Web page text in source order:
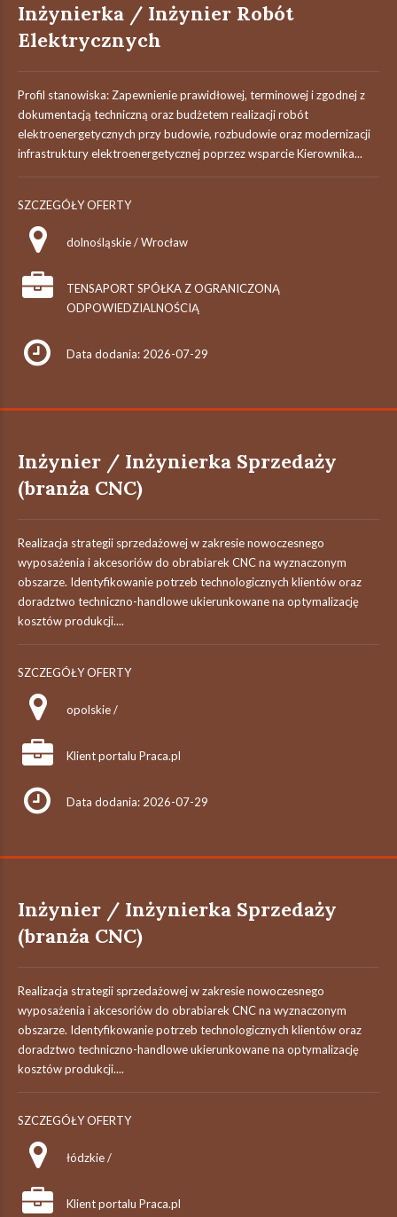
Inżynierka / Inżynier Robót
Elektrycznych
Profil stanowiska: Zapewnienie prawidłowej, terminowej i zgodnej z
dokumentacją techniczną oraz budżetem realizacji robót
elektroenergetycznych przy budowie, rozbudowie oraz modernizacji
infrastruktury elektroenergetycznej poprzez wsparcie Kierownika...
SZCZEGÓŁY OFERTY
dolnośląskie / Wrocław
TENSAPORT SPÓŁKA Z OGRANICZONĄ
ODPOWIEDZIALNOŚCIĄ
Data dodania: 2026-07-29
Inżynier / Inżynierka Sprzedaży
(branża CNC)
Realizacja strategii sprzedażowej w zakresie nowoczesnego
wyposażenia i akcesoriów do obrabiarek CNC na wyznaczonym
obszarze. Identyfikowanie potrzeb technologicznych klientów oraz
doradztwo techniczno-handlowe ukierunkowane na optymalizację
kosztów produkcji....
SZCZEGÓŁY OFERTY
opolskie /
Klient portalu Praca.pl
Data dodania: 2026-07-29
Inżynier / Inżynierka Sprzedaży
(branża CNC)
Realizacja strategii sprzedażowej w zakresie nowoczesnego
wyposażenia i akcesoriów do obrabiarek CNC na wyznaczonym
obszarze. Identyfikowanie potrzeb technologicznych klientów oraz
doradztwo techniczno-handlowe ukierunkowane na optymalizację
kosztów produkcji....
SZCZEGÓŁY OFERTY
łódzkie /
Klient portalu Praca.pl